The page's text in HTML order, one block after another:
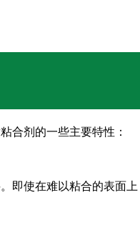
合剂的一些主要特性：
即使在难以粘合的表面